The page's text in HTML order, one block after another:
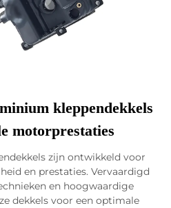
kleppendekkels
motorprestaties
zijn ontwikkeld voor
en prestaties. Vervaardigd
en hoogwaardige
dekkels voor een optimale